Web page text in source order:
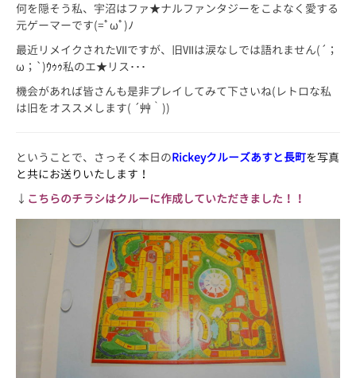
何を隠そう私、宇沼はファ★ナルファンタジーをこよなく愛する
元ゲーマーです(=ﾟωﾟ)ﾉ
最近リメイクされたⅦですが、旧Ⅶは涙なしでは語れません(´；
ω；`)ｳｩｩ私のエ★リス･･･
機会があれば皆さんも是非プレイしてみて下さいね(レトロな私
は旧をオススメします( ´艸｀))
ということで、さっそく本日のRickeyクルーズあすと長町を写真
と共にお送りいたします！
↓ こちらのチラシはクルーに作成していただきました！！